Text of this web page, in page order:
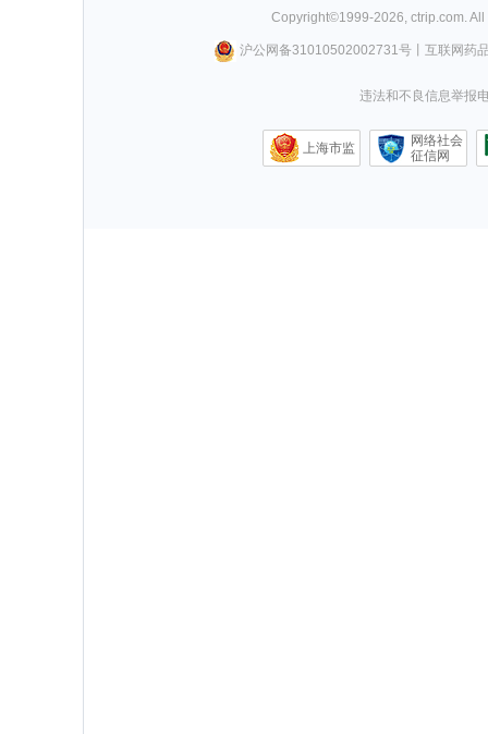
Copyright©1999-2026 ctrip.com .
沪公网备31010502002731号丨 互联网药
违法和不良信息举报
上海市监
网络社会
征信网